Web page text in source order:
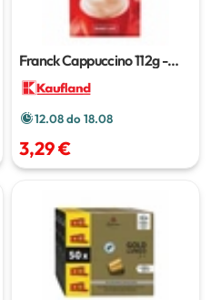
Franck Cappuccino112g -
12.08 do 18.08
3,29 €